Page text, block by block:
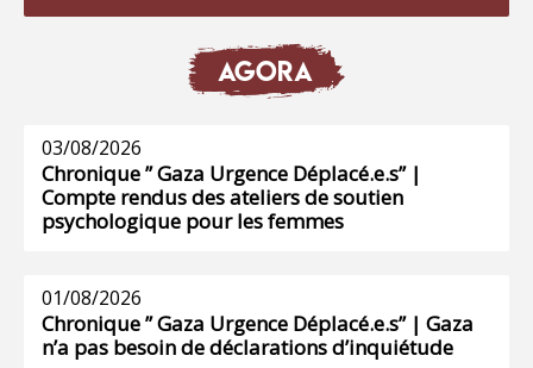
AGORA
03/08/2026
Chronique ” Gaza Urgence Déplacé.e.s” |
Compte rendus des ateliers de soutien
psychologique pour les femmes
01/08/2026
Chronique ” Gaza Urgence Déplacé.e.s” | Gaza
n’a pas besoin de déclarations d’inquiétude